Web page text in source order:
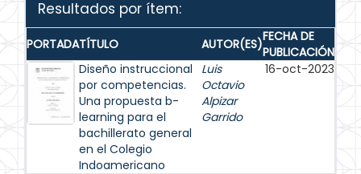
Resultados por ítem:
PORTADATÍTULO AUTOR(ES)FECHA DE
PUBLICACIÓN
Diseño instruccional
por competencias.
Una propuesta b-
learning para el
bachillerato general
en el Colegio
Indoamericano
Luis
Octavio
Alpizar
Garrido
16-oct-2023